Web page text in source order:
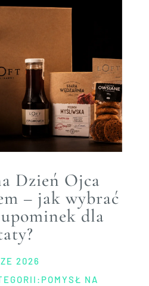
Dzień Ojca
– jak wybrać
dla
2026
POMYSŁ NA